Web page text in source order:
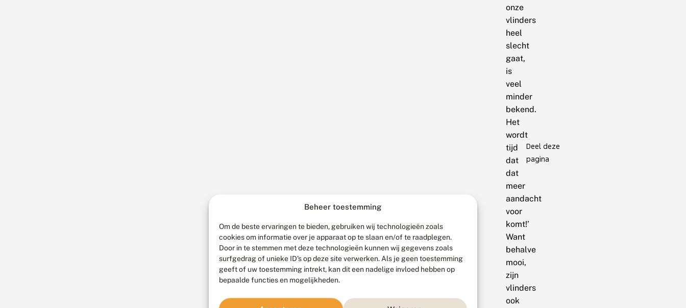
Beheer toestemming
Om de beste ervaringen te bieden, gebruiken wij technologieën zoals
cookies om informatie over je apparaat op te slaan en/of te raadplegen.
Door in te stemmen met deze technologieën kunnen wij gegevens zoals
surfgedrag of unieke ID's op deze site verwerken. Als je geen toestemming
geeft of uw toestemming intrekt, kan dit een nadelige invloed hebben op
bepaalde functies en mogelijkheden.
onze
vlinders
heel
slecht
gaat,
is
veel
minder
bekend.
Het
wordt
tijd
dat
dat
meer
aandacht
voor
komt!’
Want
behalve
mooi,
zijn
vlinders
ook
Deel deze
pagina